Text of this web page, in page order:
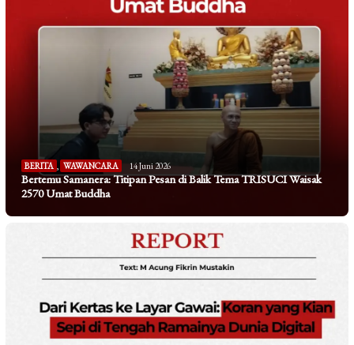
BERITA , WAWANCARA 14 Juni 2026
Bertemu Samanera: Titipan Pesan di Balik Tema TRISUCI Waisak
2570 Umat Buddha